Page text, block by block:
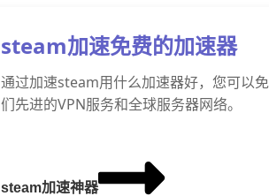
steam加速免费的加速器
通过加速steam用什么加速器好，您可以
们先进的VPN服务和全球服务器网络。
steam加速神器